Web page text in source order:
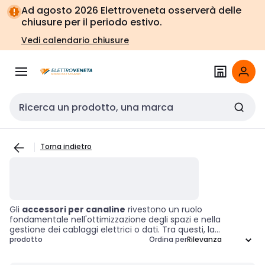
Vai alla
navigazione
Vai
alla
pagina
Ad agosto 2026 Elettroveneta osserverà delle
chiusure per il periodo estivo.
Vedi calendario chiusure
Cerca input
Torna indietro
Gli accessori per canaline rivestono un ruolo
fondamentale nell'ottimizzazione degli spazi e nella
gestione dei cablaggi elettrici o dati. Tra questi, la
copertura angolare per canaline a pareteè
prodotto Ordina per